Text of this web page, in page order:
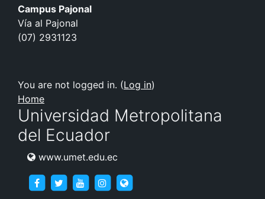
Campus Pajonal
Vía al Pajonal
(07) 2931123
You are not logged in. (Log in)
Home
Universidad Metropolitana
del Ecuador
www.umet.edu.ec
https://www.facebook.com/umet.edu/
https://twitter.com/umet_edu
https://goo.gl/brXWJp
https://www.instagram.com/